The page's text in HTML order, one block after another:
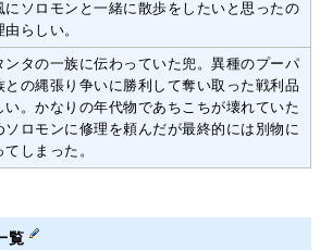
にソロモンと一緒に散歩をしたいと思ったの
由らしい。
ンタの一族に伝わっていた兜。異種のプーパ
との縄張り争いに勝利して奪い取った戦利品
い。かなりの年代物であちこちが壊れていた
ソロモンに修理を頼んだが最終的には別物に
てしまった。
覧